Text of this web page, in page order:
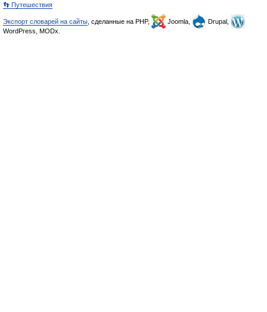
👣 Путешествия
Экспорт словарей на сайты , сделанные на PHP, Joomla,
Drupal,
WordPress, MODx.